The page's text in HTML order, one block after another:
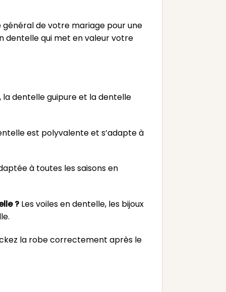
général de votre mariage pour une
dentelle qui met en valeur votre
dentelle guipure et la dentelle
est polyvalente et s’adapte à
à toutes les saisons en
?Les voiles en dentelle, les bijoux
la robe correctement après le